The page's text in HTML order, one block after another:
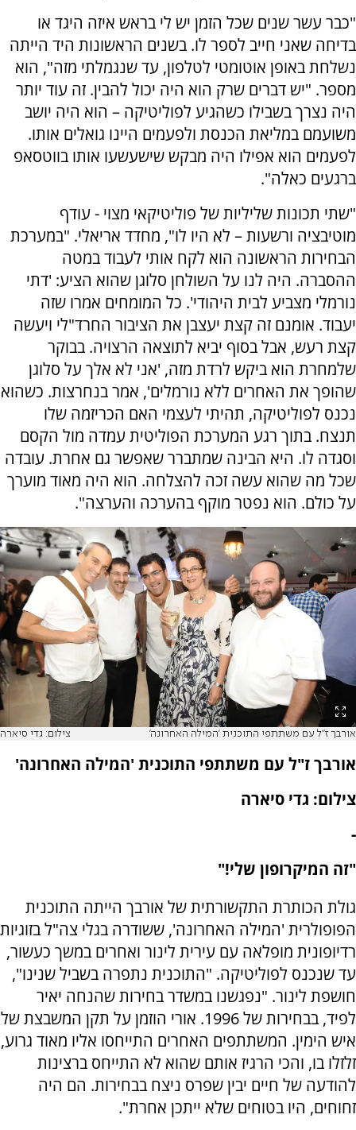
"כבר עשר שנים שכל הזמן יש לי בראש איזה היגד או
בדיחה שאני חייב לספר לו. בשנים הראשונות היד הייתה
נשלחת באופן אוטומטי לטלפון, עד שנגמלתי מזה", הוא
מספר. "יש דברים שרק הוא היה יכול להבין. זה עוד יותר
היה נצרך בשבילו כשהגיע לפוליטיקה – הוא היה יושב
משועמם במליאת הכנסת ולפעמים היינו גואלים אותו.
לפעמים הוא אפילו היה מבקש שישעשעו אותו בווטסאפ
ברגעים כאלה".
"שתי תכונות שליליות של פוליטיקאי מצוי - עודף
מוטיבציה ורשעות – לא היו לו", מחדד אריאלי. "במערכת
הבחירות הראשונה הוא לקח אותי לעבוד במטה
ההסברה. היה לנו על השולחן סלוגן שהוא הציע: 'דתי
נורמלי מצביע לבית היהודי'. כל המומחים אמרו שזה
יעבוד. אומנם זה קצת יעצבן את הציבור החרד"לי ויעשה
קצת רעש, אבל בסוף יביא לתוצאה הרצויה. בבוקר
שלמחרת הוא ביקש לרדת מזה, 'אני לא אלך על סלוגן
שהופך את האחרים ללא נורמלים', אמר בנחרצות. כשהוא
נכנס לפוליטיקה, תהיתי לעצמי האם הכריזמה שלו
תנצח. בתוך רגע המערכת הפוליטית עמדה מול הקסם
וסגדה לו. היא הבינה שמתברר שאפשר גם אחרת. עובדה
שכל מה שהוא עשה זכה להצלחה. הוא היה מאוד מוערך
על כולם. הוא נפטר מוקף בהערכה והערצה".
אורבך ז"ל עם משתתפי התוכנית 'המילה האחרונה' צילום: גדי סיארה
אורבך ז"ל עם משתתפי התוכנית 'המילה האחרונה'
צילום: גדי סיארה
-
"זה המיקרופון שלי!"
גולת הכותרת התקשורתית של אורבך הייתה התוכנית
הפופולרית 'המילה האחרונה', ששודרה בגלי צה"ל בזוגיות
רדיופונית מופלאה עם עירית לינור ואחרים במשך כעשור,
עד שנכנס לפוליטיקה. "התוכנית נתפרה בשביל שנינו",
חושפת לינור. "נפגשנו במשדר בחירות שהנחה יאיר
לפיד, בבחירות של 1996. אורי הוזמן על תקן המשבצת של
איש הימין. המשתתפים האחרים התייחסו אליו מאוד גרוע,
זלזלו בו, והכי הרגיז אותם שהוא לא התייחס ברצינות
להודעה של חיים יבין שפרס ניצח בבחירות. הם היה
זחוחים, היו בטוחים שלא ייתכן אחרת".